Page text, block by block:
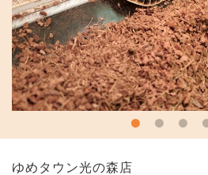
ゆめタウン光の森店